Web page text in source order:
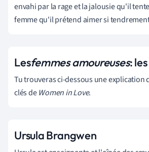
envahi par la rage et la jalousie qu'il
femme qu'il prétend aimer si
Lesfemmes amoureuses:
Tu trouveras ci-dessous une explication
clés deWomen in Love.
Ursula Brangwen